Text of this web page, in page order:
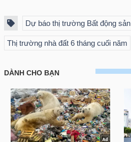
Dự báo thị trường Bất động sản
Thị trường nhà đất 6 tháng cuối năm